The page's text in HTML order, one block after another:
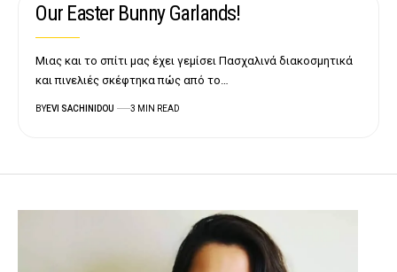
Our Easter Bunny Garlands!
Μιας και το σπίτι μας έχει γεμίσει Πασχαλινά διακοσμητικά
και πινελιές σκέφτηκα πώς από το…
BYEVI SACHINIDOU 3 MIN READ